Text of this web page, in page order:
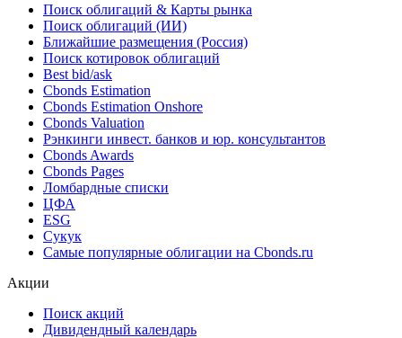
Поиск облигаций & Карты рынка
Поиск облигаций (ИИ)
Ближайшие размещения (Россия)
Поиск котировок облигаций
Best bid/ask
Cbonds Estimation
Cbonds Estimation Onshore
Cbonds Valuation
Рэнкинги инвест. банков и юр. консультантов
Cbonds Awards
Cbonds Pages
Ломбардные списки
ЦФА
ESG
Сукук
Самые популярные облигации на Cbonds.ru
Акции
Поиск акций
Дивидендный календарь